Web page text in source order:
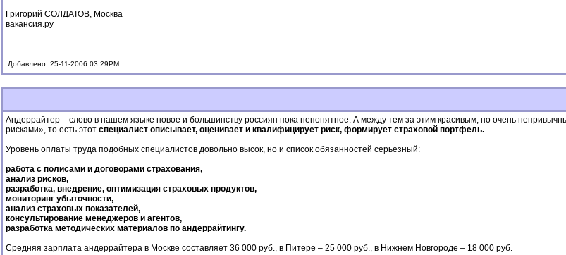
Григорий СОЛДАТОВ, Москва
вакансия.ру
Добавлено: 25-11-2006 03:29PM
Андеррайтер – слово в нашем языке новое и большинству россиян пока непонятное. А между тем за этим красивым, но очень
рисками», то есть этот специалист описывает, оценивает и квалифицирует риск, формирует страховой портфель.
Уровень оплаты труда подобных специалистов довольно высок, но и список обязанностей серьезный:
работа с полисами и договорами страхования,
анализ рисков,
разработка, внедрение, оптимизация страховых продуктов,
мониторинг убыточности,
анализ страховых показателей,
консультирование менеджеров и агентов,
разработка методических материалов по андеррайтингу.
Средняя зарплата андеррайтера в Москве составляет 36 000 руб., в Питере – 25 000 руб., в Нижнем Новгороде – 18 000 руб.